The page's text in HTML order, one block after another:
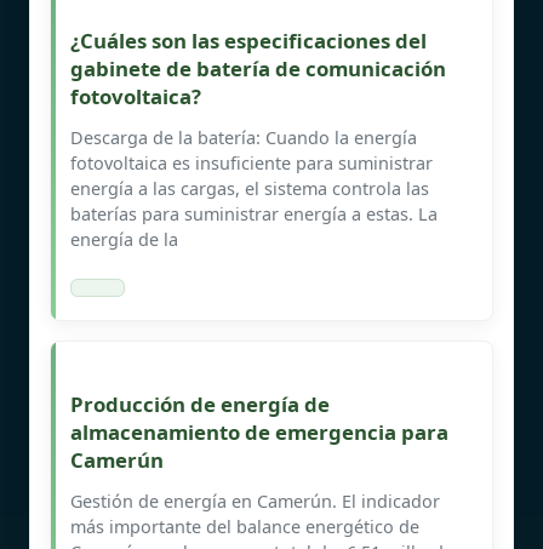
¿Cuáles son las especificaciones del
gabinete de batería de comunicación
fotovoltaica?
Descarga de la batería: Cuando la energía
fotovoltaica es insuficiente para suministrar
energía a las cargas, el sistema controla las
baterías para suministrar energía a estas. La
energía de la
Producción de energía de
almacenamiento de emergencia para
Camerún
Gestión de energía en Camerún. El indicador
más importante del balance energético de